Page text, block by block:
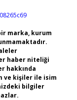
marka, kurum
haber niteliği
hakkında
ve kişiler ile isim
bilgiler